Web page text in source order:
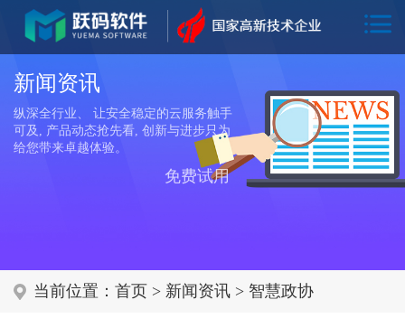
新闻资讯
纵深全行业、 让安全稳定的云服务触手
可及, 产品动态抢先看, 创新与进步只为
给您带来卓越体验。
免费试用
当前位置： 首页> 新闻资讯> 智慧政协